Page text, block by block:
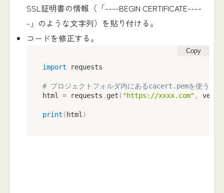
SSL証明書の情報（「----BEGIN CERTIFICATE----
-」のような文字列）を貼り付ける。
コードを修正する。
Copy
import requests
# プロジェクトフォルダ内にあるcacert.pemを使うよ
html = requests . get ( "https://xxxx.com" ,
print ( html )